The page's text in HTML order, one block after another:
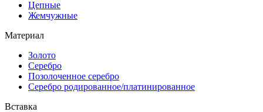
Цепные
Жемчужные
Материал
Золото
Серебро
Позолоченное серебро
Серебро родированное/платинированное
Вставка